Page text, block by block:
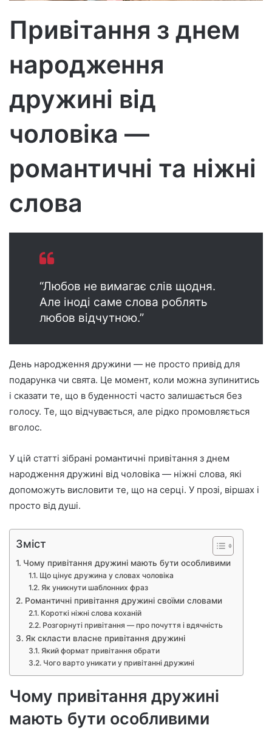
о
н
о
о
и
с
Привітання з днем
народження
дружині від
чоловіка —
романтичні та ніжні
слова
“Любов не вимагає слів щодня.
Але іноді саме слова роблять
любов відчутною.”
День народження дружини — не просто привід для
подарунка чи свята. Це момент, коли можна зупинитись
і сказати те, що в буденності часто залишається без
голосу. Те, що відчувається, але рідко промовляється
вголос.
У цій статті зібрані романтичні привітання з днем
народження дружині від чоловіка — ніжні слова, які
допоможуть висловити те, що на серці. У прозі, віршах і
просто від душі.
Зміст
Чому привітання дружині мають бути особливими
Що цінує дружина у словах чоловіка
Як уникнути шаблонних фраз
Романтичні привітання дружині своїми словами
Короткі ніжні слова коханій
Розгорнуті привітання — про почуття і вдячність
Як скласти власне привітання дружині
Який формат привітання обрати
Чого варто уникати у привітанні дружині
Чому привітання дружині
мають бути особливими